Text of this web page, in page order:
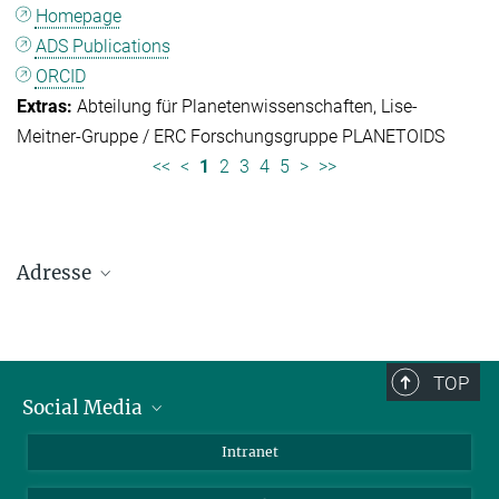
Homepage
ADS Publications
ORCID
Abteilung für Planetenwissenschaften Lise-
Meitner-Gruppe / ERC Forschungsgruppe PLANETOIDS
<< < 1 2 3 4 5 > >>
Adresse
Telefon: +49 551 384 979-0
E-Mail:presseinfo@mps.mpg.de
TOP
Social Media
Intranet